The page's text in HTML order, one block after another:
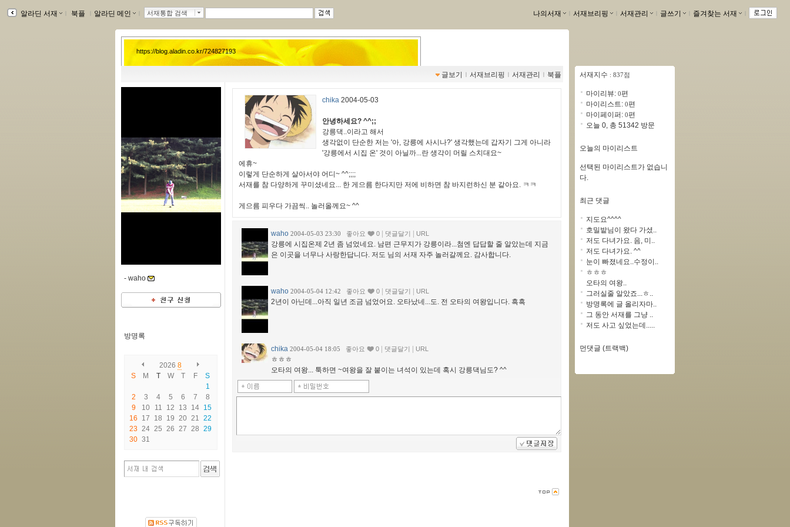
알라딘 서재 북플 알라딘 메인 서재통합 검색 나의서재 서재브리핑 서재관리 글쓰기 즐겨찾는 서재
https://blog.aladin.co.kr/724827193
글보기 ｌ 서재브리핑 ｌ 서재관리 ｌ 북플
- waho
방명록
2026 8
S
M T W T F
S
1
2
3 4 5 6 7
8
9
10 11 12 13 14 15
16
17 18 19 20 21
22
23 24 25 26 27 28 29
30 31
chika 2004-05-03
안녕하세요? ^^;;
강릉댁..이라고 해서
생각없이 단순한 저는 '아, 강릉에 사시나?' 생각했는데 갑자기 그게 아니라
'강릉에서 시집 온' 것이 아닐까...란 생각이 머릴 스치대요~
에휴~
이렇게 단순하게 살아서야 어디~ ^^;;;;
서재를 참 다양하게 꾸미셨네요... 한 게으름 한다지만 저에 비하면 참 바지런하신 분 같아요. ㅋㅋ
게으름 피우다 가끔씩.. 놀러올께요~ ^^
waho 2004-05-03 23:30 좋아요 0 댓글달기 URL
강릉에 시집온제 2년 좀 넘었네요. 남편 근무지가 강릉이라...첨엔 답답할 줄 알았는데 지금
은 이곳을 너무나 사랑한답니다. 저도 님의 서재 자주 놀러갈께요. 감사합니다.
waho 2004-05-04 12:42 좋아요 0 댓글달기 URL
2년이 아닌데...아직 일년 조금 넘었어요. 오타났네...도. 전 오타의 여왕입니다. 흑흑
chika 2004-05-04 18:05 좋아요 0 댓글달기 URL
ㅎㅎㅎ
오타의 여왕... 툭하면 ~여왕을 잘 붙이는 녀석이 있는데 혹시 강릉댁님도? ^^
서재지수 : 837점
마이리뷰: 0편
마이리스트: 0편
마이페이퍼: 0편
오늘 0, 총 51342 방문
오늘의 마이리스트
선택된 마이리스트가 없습니
다.
최근 댓글
지도요^^^^
호밀밭님이 왔다 가셨..
저도 다녀가요. 음, 미..
저도 다녀가요. ^^
눈이 빠졌네요..수정이..
ㅎㅎㅎ
오타의 여왕..
그러실줄 알았죠...ㅎ..
방명록에 글 올리자마..
그 동안 서재를 그냥 ..
저도 사고 싶었는데.....
먼댓글 (트랙백)